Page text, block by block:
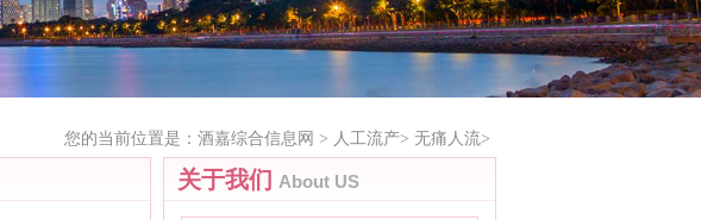
您的当前位置是： 酒嘉综合信息网 > 人工流产> 无痛人流>
关于我们 About US